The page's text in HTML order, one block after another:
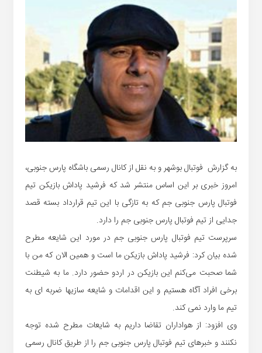
به گزارش فوتبال بوشهر و به نقل از کانال رسمی باشگاه پارس جنوبی،
امروز خبری بر این اساس منتشر شد که فرشید پاداش بازیکن تیم
فوتبال پارس جنوبی جم که به تازگی با این تیم قرارداد بسته قصد
جدایی از تیم فوتبال پارس جنوبی جم را دارد.
سرپرست تیم فوتبال پارس جنوبی جم در مورد این شایعه مطرح
شده بیان کرد: فرشید پاداش بازیکن ما است و همین الان که من با
شما صحبت می‌کنم این بازیکن در اردو حضور دارد. ما به شیطنت
برخی افراد آگاه هستیم و این اقدامات و شایعه سازیها ضربه ای به
تیم ما وارد نمی کند.
وی افزود: از هواداران تقاضا داریم به شایعات مطرح شده توجه
نکنند و خبرهای تیم فوتبال پارس جنوبی جم را از طریق کانال رسمی